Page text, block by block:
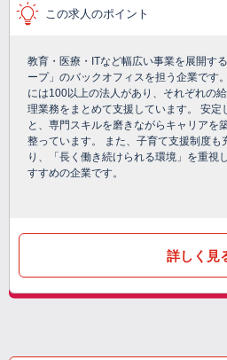
この求人のポイント
教育・医療・ITなど幅広い事業を展開す
ープ」のバックオフィスを担う企業です
には100以上の法人があり、それぞれの
理業務をまとめて支援しています。 安定
と、専門スキルを磨きながらキャリアを
整っています。 また、子育て支援制度も
り、「長く働き続けられる環境」を重視
すすめの企業です。
詳しく見